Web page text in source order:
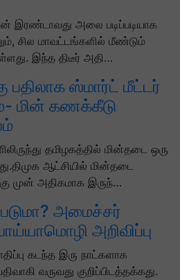
இரண்டாவது அலை படிப்படியாக
சில மாவட்டங்களில் மீண்டும்
இந்த திடீர் அதி…
பதிலாக ஸ்மார்ட் மீட்டர்
மின் கணக்கீடு
தமிழகத்தில் மின்தடை ஒரு
ஆட்சியில் மின்தடை
முன் அதிகமாக இருந்…
அமைச்சர்
அறிவிப்பு
கடந்த இரு நாட்களாக
வருவது குறிப்பிடத்தக்கது.